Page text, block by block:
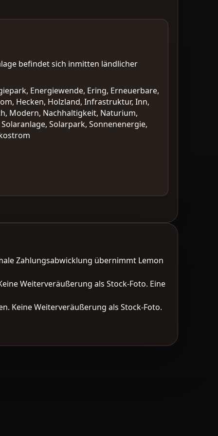
befindet sich inmitten ländlicher
Energiewende, Ering, Erneuerbare,
Hecken, Holzland, Infrastruktur, Inn,
Modern, Nachhaltigkeit, Naturium,
Solarpark, Sonnenenergie,
Zahlungsabwicklung übernimmt Lemon
Weiterveräußerung als Stock-Foto. Eine
Keine Weiterveräußerung als Stock-Foto.